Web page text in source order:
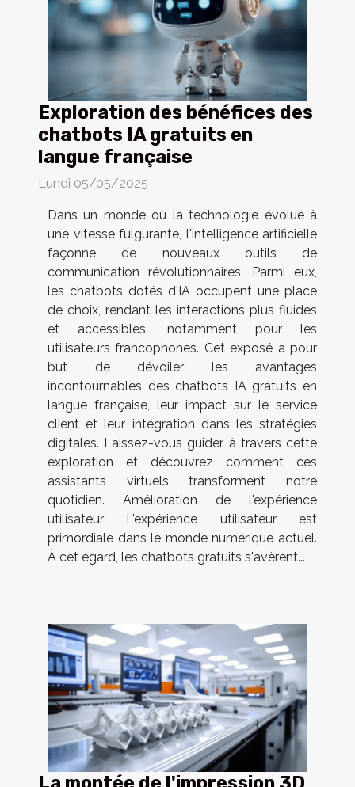
Exploration des bénéfices des
chatbots IA gratuits en
langue française
Lundi 05/05/2025
Dans un monde où la technologie évolue à
une vitesse fulgurante, l'intelligence artificielle
façonne de nouveaux outils de
communication révolutionnaires. Parmi eux,
les chatbots dotés d'IA occupent une place
de choix, rendant les interactions plus fluides
et accessibles, notamment pour les
utilisateurs francophones. Cet exposé a pour
but de dévoiler les avantages
incontournables des chatbots IA gratuits en
langue française, leur impact sur le service
client et leur intégration dans les stratégies
digitales. Laissez-vous guider à travers cette
exploration et découvrez comment ces
assistants virtuels transforment notre
quotidien. Amélioration de l'expérience
utilisateur L'expérience utilisateur est
primordiale dans le monde numérique actuel.
À cet égard, les chatbots gratuits s'avèrent...